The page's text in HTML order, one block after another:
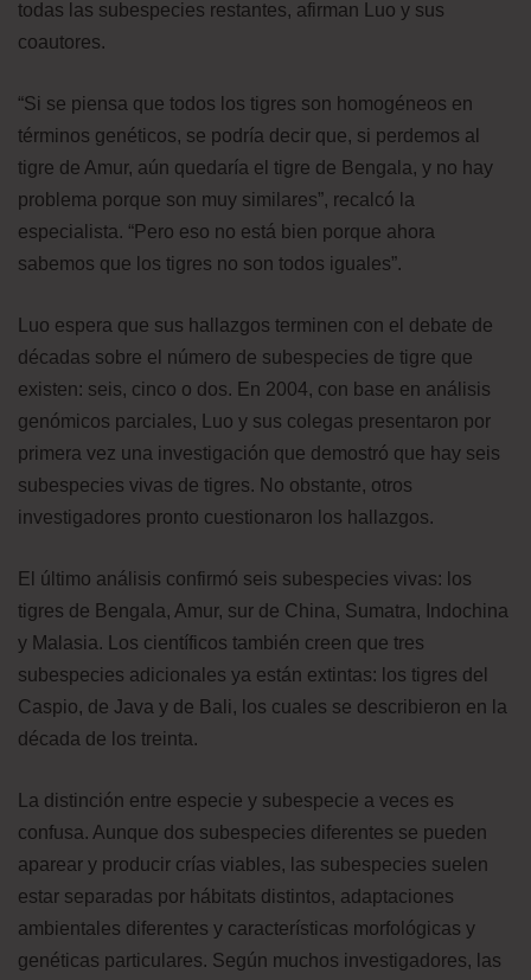
todas las subespecies restantes, afirman Luo y sus
coautores.
“Si se piensa que todos los tigres son homogéneos en
términos genéticos, se podría decir que, si perdemos al
tigre de Amur, aún quedaría el tigre de Bengala, y no hay
problema porque son muy similares”, recalcó la
especialista. “Pero eso no está bien porque ahora
sabemos que los tigres no son todos iguales”.
Luo espera que sus hallazgos terminen con el debate de
décadas sobre el número de subespecies de tigre que
existen: seis, cinco o dos. En 2004, con base en análisis
genómicos parciales, Luo y sus colegas presentaron por
primera vez una investigación que demostró que hay seis
subespecies vivas de tigres. No obstante, otros
investigadores pronto cuestionaron los hallazgos.
El último análisis confirmó seis subespecies vivas: los
tigres de Bengala, Amur, sur de China, Sumatra, Indochina
y Malasia. Los científicos también creen que tres
subespecies adicionales ya están extintas: los tigres del
Caspio, de Java y de Bali, los cuales se describieron en la
década de los treinta.
La distinción entre especie y subespecie a veces es
confusa. Aunque dos subespecies diferentes se pueden
aparear y producir crías viables, las subespecies suelen
estar separadas por hábitats distintos, adaptaciones
ambientales diferentes y características morfológicas y
genéticas particulares. Según muchos investigadores, las